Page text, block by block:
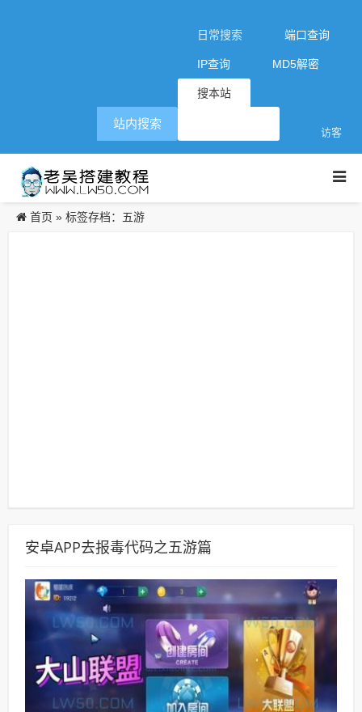
日常搜索 端口查询
IP查询 MD5解密
搜本站
访客
站内搜索
首页 » 标签存档：五游
安卓APP去报毒代码之五游篇